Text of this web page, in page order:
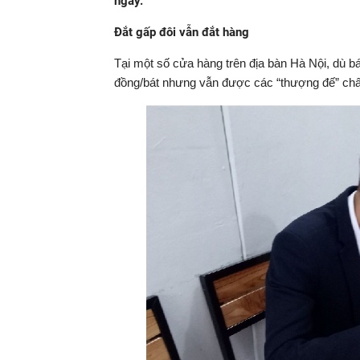
Đắt gấp đôi vẫn đắt hàng
Tại một số cửa hàng trên địa bàn Hà Nội, dù
đồng/bát nhưng vẫn được các “thượng đế”